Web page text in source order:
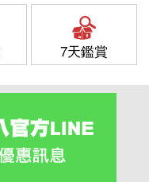
7天鑑賞